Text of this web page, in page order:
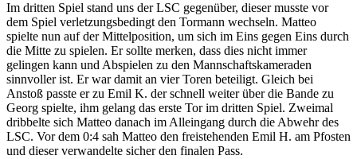
Im dritten Spiel stand uns der LSC gegenüber, dieser musste vor
dem Spiel verletzungsbedingt den Tormann wechseln. Matteo
spielte nun auf der Mittelposition, um sich im Eins gegen Eins durch
die Mitte zu spielen. Er sollte merken, dass dies nicht immer
gelingen kann und Abspielen zu den Mannschaftskameraden
sinnvoller ist. Er war damit an vier Toren beteiligt. Gleich bei
Anstoß passte er zu Emil K. der schnell weiter über die Bande zu
Georg spielte, ihm gelang das erste Tor im dritten Spiel. Zweimal
dribbelte sich Matteo danach im Alleingang durch die Abwehr des
LSC. Vor dem 0:4 sah Matteo den freistehenden Emil H. am Pfosten
und dieser verwandelte sicher den finalen Pass.